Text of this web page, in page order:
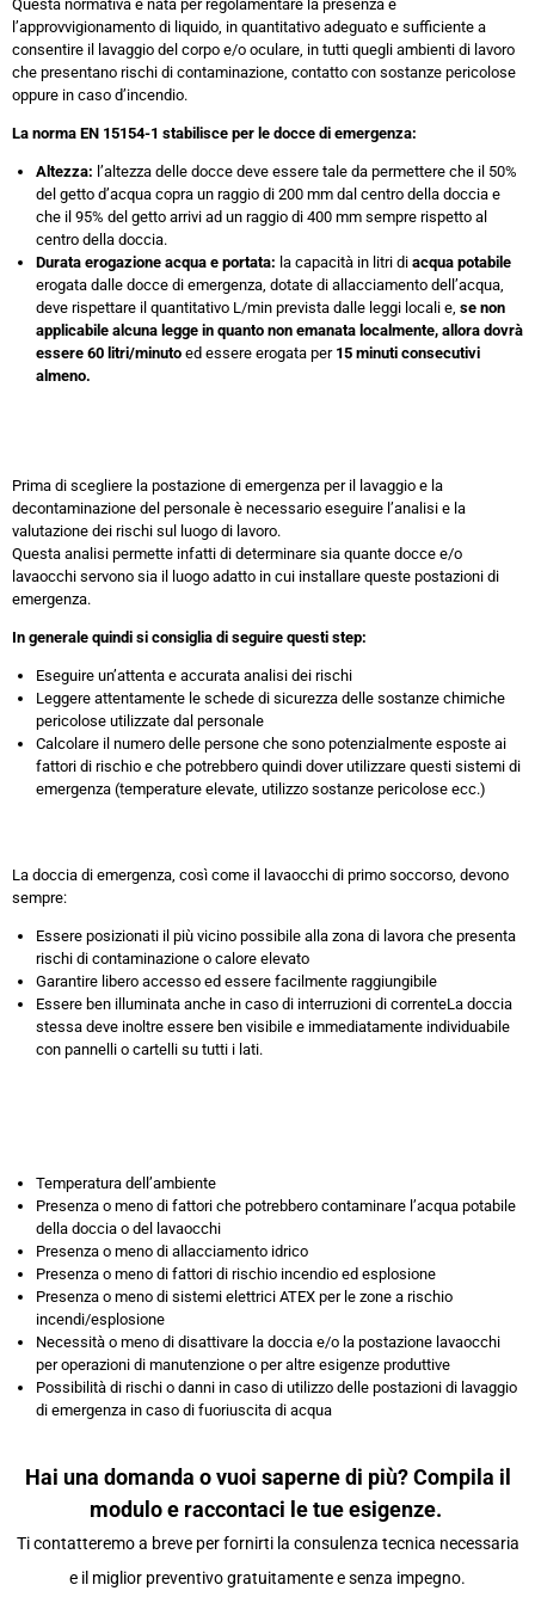
Questa normativa è nata per regolamentare la presenza e
l’approvvigionamento di liquido, in quantitativo adeguato e sufficiente a
consentire il lavaggio del corpo e/o oculare, in tutti quegli ambienti di lavoro
che presentano rischi di contaminazione, contatto con sostanze pericolose
oppure in caso d’incendio.
La norma EN 15154-1 stabilisce per le docce di emergenza:
Altezza: l’altezza delle docce deve essere tale da permettere che il 50%
del getto d’acqua copra un raggio di 200 mm dal centro della doccia e
che il 95% del getto arrivi ad un raggio di 400 mm sempre rispetto al
centro della doccia.
Durata erogazione acqua e portata: la capacità in litri di acqua potabile
erogata dalle docce di emergenza, dotate di allacciamento dell’acqua,
deve rispettare il quantitativo L/min prevista dalle leggi locali e, se non
applicabile alcuna legge in quanto non emanata localmente, allora dovrà
essere 60 litri/minutoed essere erogata per 15 minuti consecutivi
almeno.
Prima di scegliere la postazione di emergenza per il lavaggio e la
decontaminazione del personale è necessario eseguire l’analisi e la
valutazione dei rischi sul luogo di lavoro.
Questa analisi permette infatti di determinare sia quante docce e/o
lavaocchi servono sia il luogo adatto in cui installare queste postazioni di
emergenza.
In generale quindi si consiglia di seguire questi step:
Eseguire un’attenta e accurata analisi dei rischi
Leggere attentamente le schede di sicurezza delle sostanze chimiche
pericolose utilizzate dal personale
Calcolare il numero delle persone che sono potenzialmente esposte ai
fattori di rischio e che potrebbero quindi dover utilizzare questi sistemi di
emergenza (temperature elevate, utilizzo sostanze pericolose ecc.)
La doccia di emergenza, così come il lavaocchi di primo soccorso, devono
sempre:
Essere posizionati il più vicino possibile alla zona di lavora che presenta
rischi di contaminazione o calore elevato
Garantire libero accesso ed essere facilmente raggiungibile
Essere ben illuminata anche in caso di interruzioni di correnteLa doccia
stessa deve inoltre essere ben visibile e immediatamente individuabile
con pannelli o cartelli su tutti i lati.
Temperatura dell’ambiente
Presenza o meno di fattori che potrebbero contaminare l’acqua potabile
della doccia o del lavaocchi
Presenza o meno di allacciamento idrico
Presenza o meno di fattori di rischio incendio ed esplosione
Presenza o meno di sistemi elettrici ATEX per le zone a rischio
incendi/esplosione
Necessità o meno di disattivare la doccia e/o la postazione lavaocchi
per operazioni di manutenzione o per altre esigenze produttive
Possibilità di rischi o danni in caso di utilizzo delle postazioni di lavaggio
di emergenza in caso di fuoriuscita di acqua
Hai una domanda o vuoi saperne di più? Compila il
modulo e raccontaci le tue esigenze.
Ti contatteremo a breve per fornirti la consulenza tecnica necessaria
e il miglior preventivo gratuitamente e senza impegno.